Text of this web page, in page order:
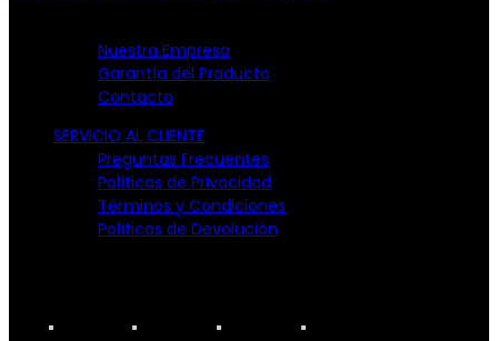
Nuestra Empresa
Garantía del Producto
Contacto
SERVICIO AL CLIENTE
Preguntas Frecuentes
Políticas de Privacidad
Términos y Condiciones
Políticas de Devolución